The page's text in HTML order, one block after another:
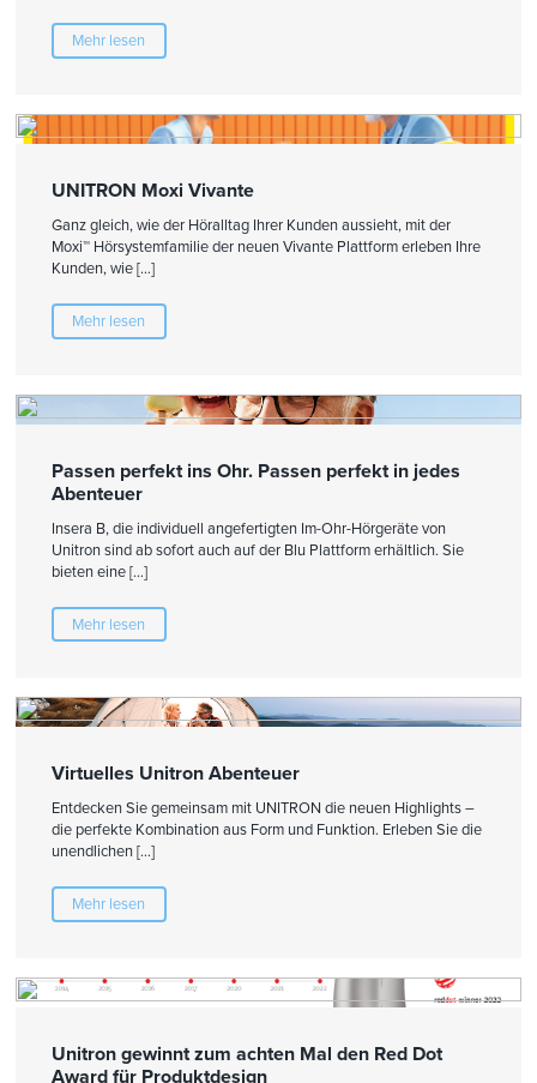
Mehr lesen
UNITRON Moxi Vivante
Ganz gleich, wie der Höralltag Ihrer Kunden aussieht, mit der
Moxi™ Hörsystemfamilie der neuen Vivante Plattform erleben Ihre
Kunden, wie […]
Mehr lesen
Passen perfekt ins Ohr. Passen perfekt in jedes
Abenteuer
Insera B, die individuell angefertigten Im-Ohr-Hörgeräte von
Unitron sind ab sofort auch auf der Blu Plattform erhältlich. Sie
bieten eine […]
Mehr lesen
Virtuelles Unitron Abenteuer
Entdecken Sie gemeinsam mit UNITRON die neuen Highlights –
die perfekte Kombination aus Form und Funktion. Erleben Sie die
unendlichen […]
Mehr lesen
Unitron gewinnt zum achten Mal den Red Dot
Award für Produktdesign